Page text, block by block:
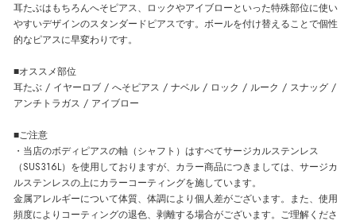
耳たぶはもちろんへそピアス、ロックやアイブローといった特殊部位に使い
やすいデザインのスタンダードピアスです。ボールを付け替えることで個性
的なピアスに早変わりです。
■オススメ部位
耳たぶ / イヤーロブ / へそピアス / ナベル / ロック / ルーク / スナッグ /
アンチトラガス / アイブロー
■ご注意
・当店のボディピアスの軸（シャフト）はすべてサージカルステンレス
（SUS316L）を使用しておりますが、カラー商品につきましては、サージカ
ルステンレスの上にカラーコーティングを施しています。
金属アレルギーについて体質、体調により個人差がございます。また、使用
頻度によりコーティングの退色、剥離する場合がございます。ご理解くださ